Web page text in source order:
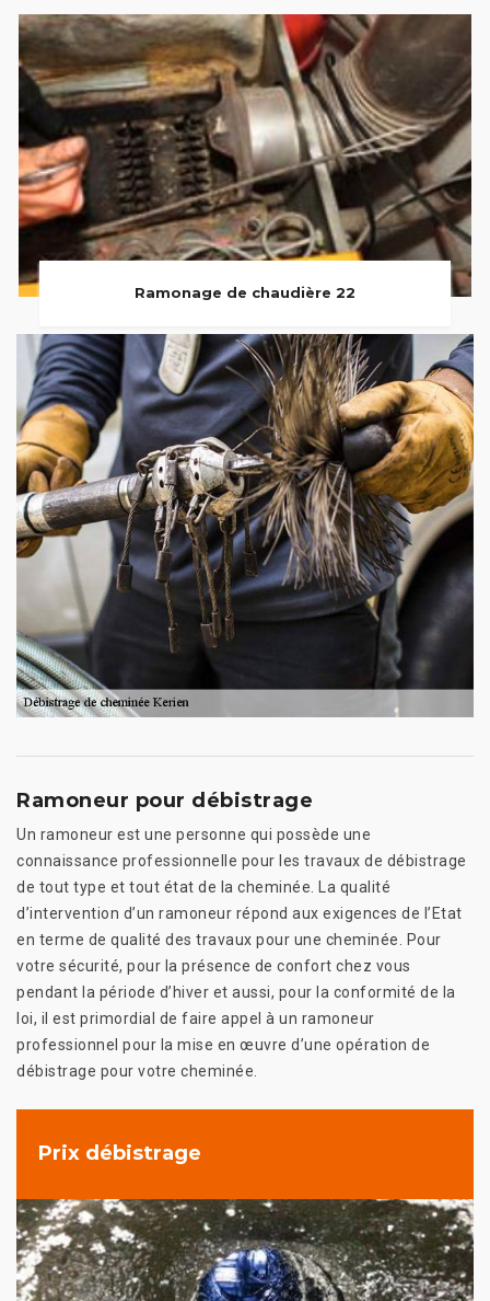
Ramonage de chaudière 22
Ramoneur pour débistrage
Un ramoneur est une personne qui possède une
connaissance professionnelle pour les travaux de débistrage
de tout type et tout état de la cheminée. La qualité
d’intervention d’un ramoneur répond aux exigences de l’Etat
en terme de qualité des travaux pour une cheminée. Pour
votre sécurité, pour la présence de confort chez vous
pendant la période d’hiver et aussi, pour la conformité de la
loi, il est primordial de faire appel à un ramoneur
professionnel pour la mise en œuvre d’une opération de
débistrage pour votre cheminée.
Prix débistrage